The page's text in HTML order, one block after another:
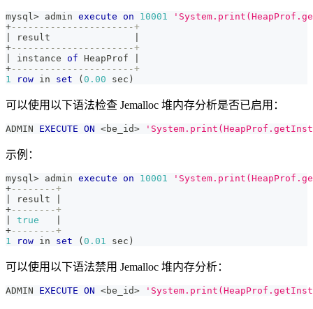
mysql> admin execute on 10001
+----------------------+
result
+----------------------+
instance of HeapProf
+----------------------+
1
row in set ( 0.00 sec )
可以使用以下语法检查 Jemalloc 堆内存分析是否已启用：
ADMIN EXECUTE ON <be_id>
示例：
mysql> admin execute on 10001
+--------+
result
+--------+
true
+--------+
1
row in set ( 0.01 sec )
可以使用以下语法禁用 Jemalloc 堆内存分析：
ADMIN EXECUTE ON <be_id>